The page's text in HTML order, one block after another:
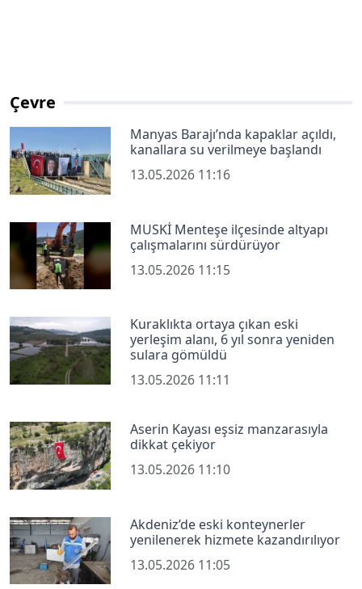
Çevre
Manyas Barajı’nda kapaklar açıldı,
kanallara su verilmeye başlandı
13.05.2026 11:16
MUSKİ Menteşe ilçesinde altyapı
çalışmalarını sürdürüyor
13.05.2026 11:15
Kuraklıkta ortaya çıkan eski
yerleşim alanı, 6 yıl sonra yeniden
sulara gömüldü
13.05.2026 11:11
Aserin Kayası eşsiz manzarasıyla
dikkat çekiyor
13.05.2026 11:10
Akdeniz’de eski konteynerler
yenilenerek hizmete kazandırılıyor
13.05.2026 11:05